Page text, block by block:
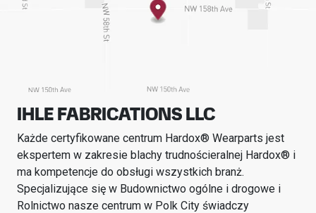
IHLE FABRICATIONS LLC
Każde certyfikowane centrum Hardox® Wearparts jest
ekspertem w zakresie blachy trudnościeralnej Hardox® i
ma kompetencje do obsługi wszystkich branż.
Specjalizujące się w Budownictwo ogólne i drogowe i
Rolnictwo nasze centrum w Polk City świadczy